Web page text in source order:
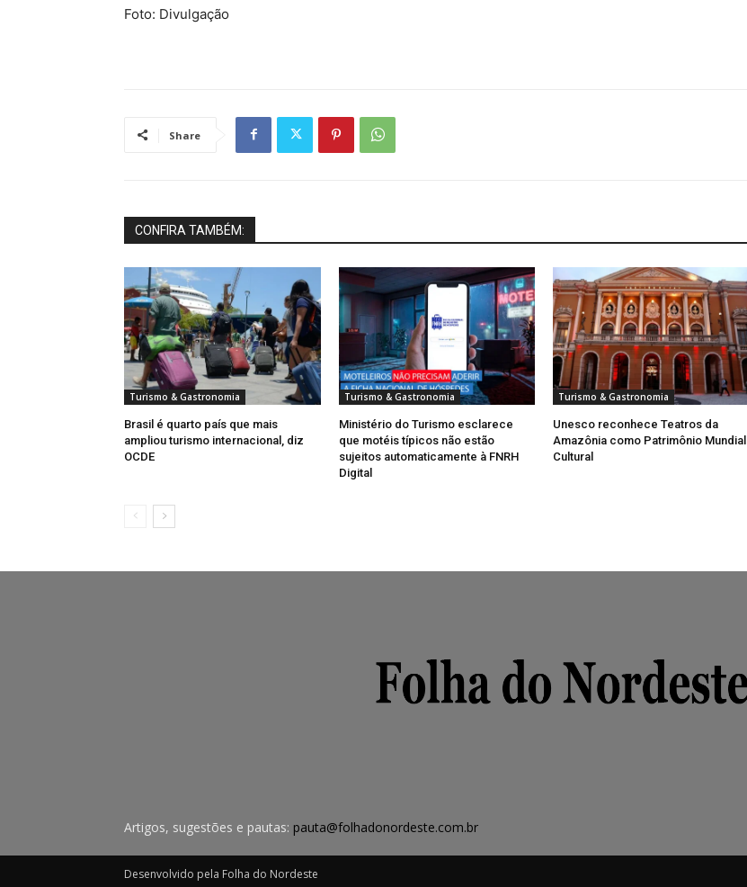
Foto: Divulgação
Share
CONFIRA TAMBÉM:
Turismo & Gastronomia
Brasil é quarto país que mais
ampliou turismo internacional, diz
OCDE
Turismo & Gastronomia
Ministério do Turismo esclarece
que motéis típicos não estão
sujeitos automaticamente à FNRH
Digital
Turismo & Gastronomia
Unesco reconhece Teatros da
Amazônia como Patrimônio Mundial
Cultural
Artigos, sugestões e pautas: pauta@folhadonordeste.com.br
Desenvolvido pela Folha do Nordeste